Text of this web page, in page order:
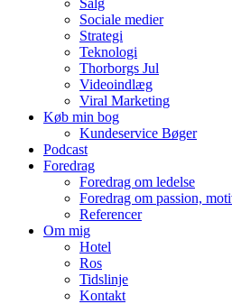
Salg
Sociale medier
Strategi
Teknologi
Thorborgs Jul
Videoindlæg
Viral Marketing
Køb min bog
Kundeservice Bøger
Podcast
Foredrag
Foredrag om ledelse
Foredrag om passion,
Referencer
Om mig
Hotel
Ros
Tidslinje
Kontakt